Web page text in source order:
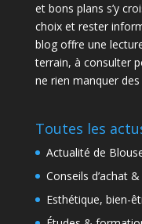
et bons plans s’y
choix et rester
blog offre une
terrain, à consulter
ne rien manquer
Toutes les
Actualité de
Conseils d’achat
Esthétique, bien-